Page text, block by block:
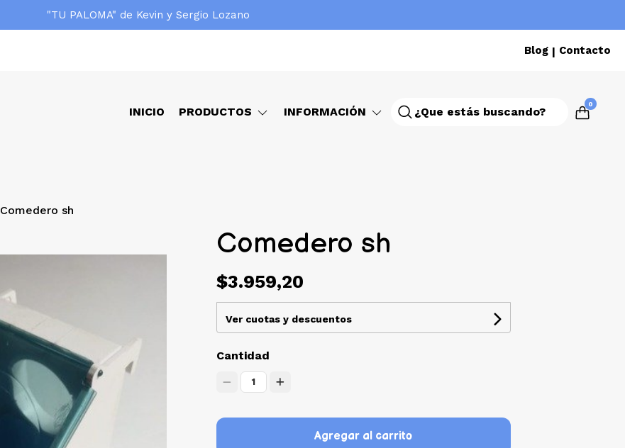
"TU PALOMA" de Kevin y Sergio Lozano
Blog | Contacto
INICIO PRODUCTOS INFORMACIÓN
0
Comedero sh
Comedero sh
$3.959,20
Ver cuotas y descuentos
Cantidad
1
Agregar al carrito